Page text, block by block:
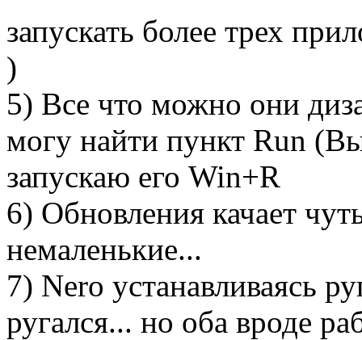
запускать более трех
)
5) Все что можно они
могу найти пункт Run
запускаю его Win+R
6) Обновления качает
немаленькие...
7) Nero устанавливаясь
ругался... но оба вроде